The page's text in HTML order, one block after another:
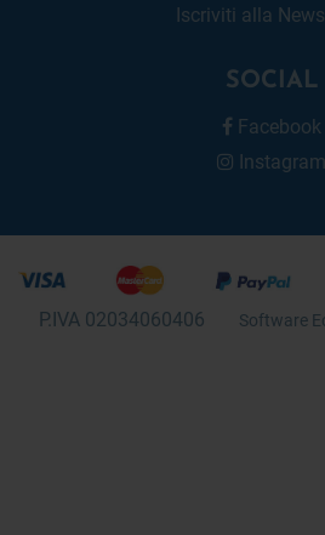
Iscriviti alla
SOCIAL
Facebook
Instagram
P.IVA 02034060406 Software